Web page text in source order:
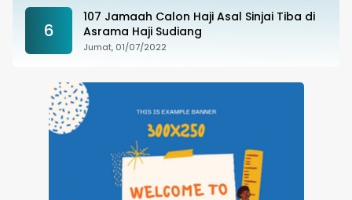
6
107 Jamaah Calon Haji Asal Sinjai Tiba di
Asrama Haji Sudiang
Jumat, 01/07/2022